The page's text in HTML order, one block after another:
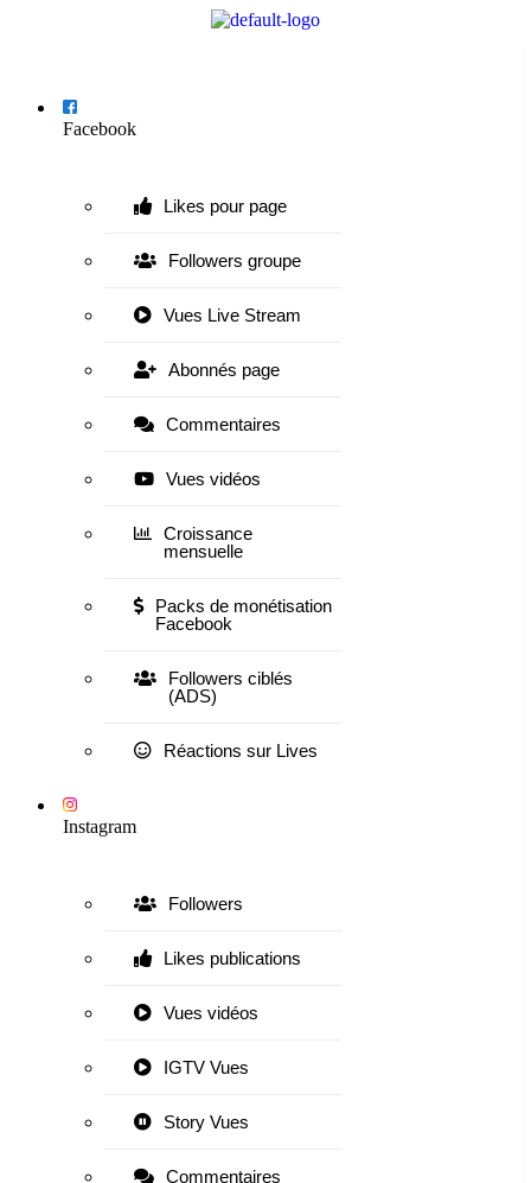
Facebook
Likes pour page
Followers groupe
Vues Live Stream
Abonnés page
Commentaires
Vues vidéos
Croissance
mensuelle
Packs de monétisation
Facebook
Followers ciblés
(ADS)
Réactions sur Lives
Instagram
Followers
Likes publications
Vues vidéos
IGTV Vues
Story Vues
Commentaires